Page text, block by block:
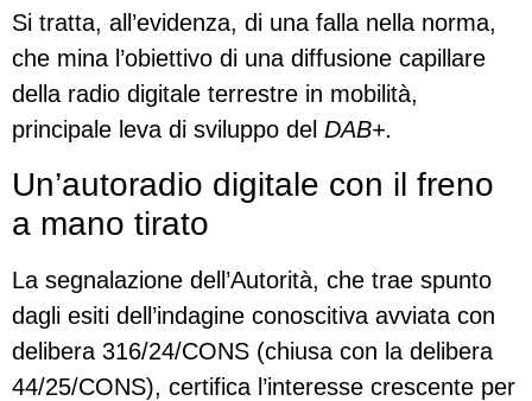
Si tratta, all’evidenza, di una falla nella norma,
che mina l’obiettivo di una diffusione capillare
della radio digitale terrestre in mobilità,
principale leva di sviluppo del DAB+.
Un’autoradio digitale con il freno
a mano tirato
La segnalazione dell’Autorità, che trae spunto
dagli esiti dell’indagine conoscitiva avviata con
delibera 316/24/CONS (chiusa con la delibera
44/25/CONS), certifica l’interesse crescente per